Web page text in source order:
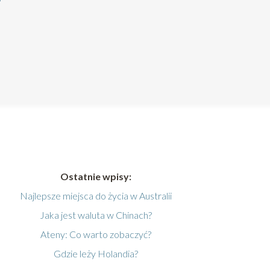
Ostatnie wpisy:
Najlepsze miejsca do życia w Australii
Jaka jest waluta w Chinach?
Ateny: Co warto zobaczyć?
Gdzie leży Holandia?